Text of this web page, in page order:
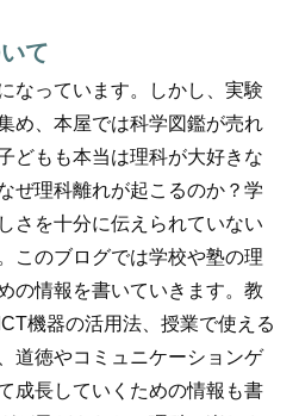
て
なっています。しかし、実験
め、本屋では科学図鑑が売れ
どもも本当は理科が大好きな
ぜ理科離れが起こるのか？学
さを十分に伝えられていない
このブログでは学校や塾の理
の情報を書いていきます。教
機器の活用法、授業で使える
道徳やコミュニケーションゲ
成長していくための情報も書